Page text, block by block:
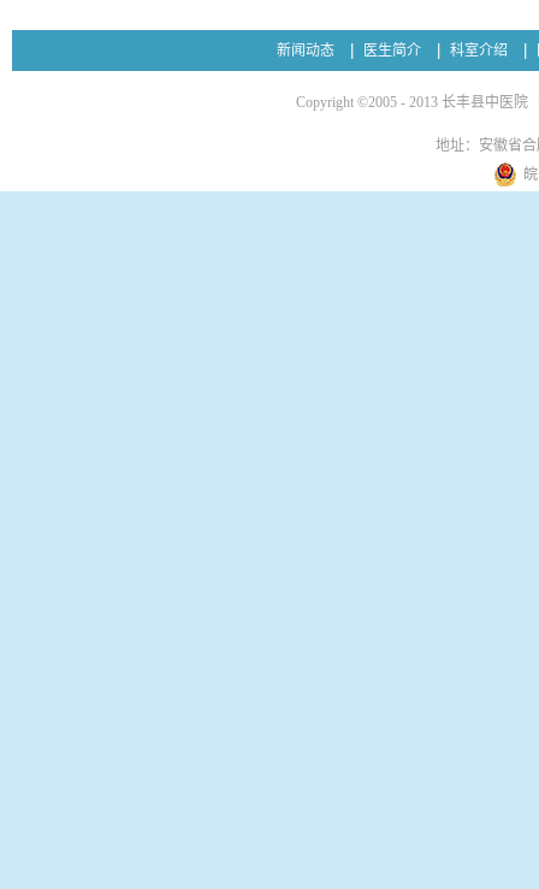
新闻动态 医生简介 科室介绍
Copyright ©2005 - 2013 长丰县中医院
地址：安徽省